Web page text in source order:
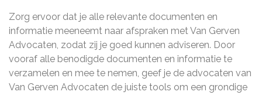
Zorg ervoor dat je alle relevante documenten en
informatie meeneemt naar afspraken met Van Gerven
Advocaten, zodat zij je goed kunnen adviseren. Door
vooraf alle benodigde documenten en informatie te
verzamelen en mee te nemen, geef je de advocaten van
Van Gerven Advocaten de juiste tools om een grondige